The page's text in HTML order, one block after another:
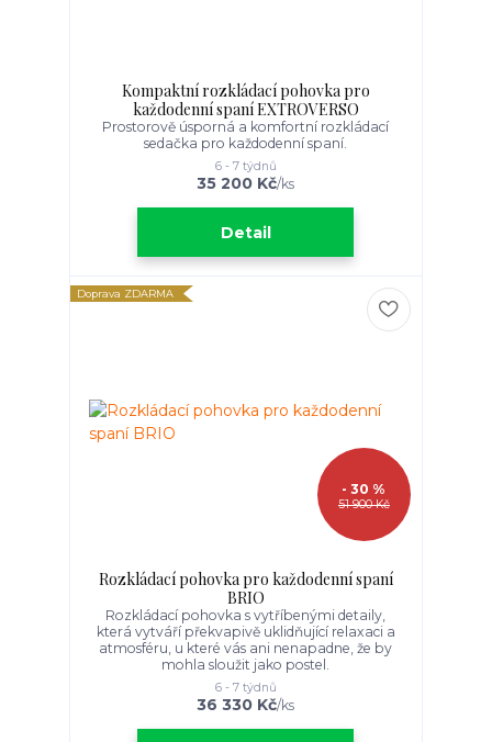
Kompaktní rozkládací pohovka pro
každodenní spaní EXTROVERSO
Prostorově úsporná a komfortní rozkládací
sedačka pro každodenní spaní.
35 200 Kč/ks
6 - 7 týdnů
Detail
Doprava ZDARMA
51 900 Kč
- 30 %
Rozkládací pohovka pro každodenní spaní
BRIO
Rozkládací pohovka s vytříbenými detaily,
která vytváří překvapivě uklidňující relaxaci a
atmosféru, u které vás ani nenapadne, že by
mohla sloužit jako postel.
36 330 Kč/ks
6 - 7 týdnů